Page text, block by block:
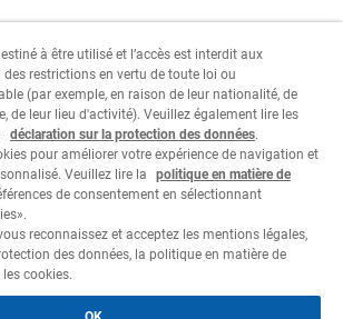
à être utilisé et l’accès est interdit aux
restrictions en vertu de toute loi ou
(par exemple, en raison de leur nationalité, de
de leur lieu d'activité). Veuillez également lire les
déclaration sur la protection des données.
pour améliorer votre expérience de navigation et
Veuillez lire la
politique en matière de
de consentement en sélectionnant
reconnaissez et acceptez les mentions légales,
des données, la politique en matière de
cookies.